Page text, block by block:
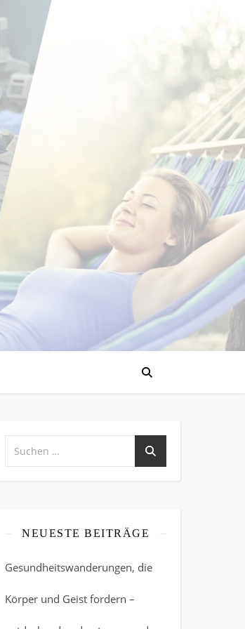
NEUESTE BEITRÄGE
Gesundheitswanderungen, die
Körper und Geist fordern –